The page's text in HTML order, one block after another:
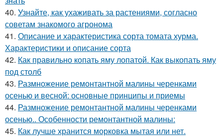
40. Узнайте, как ухаживать за растениями, согласно
советам знакомого агронома
41. Описание и характеристика сорта томата хурма.
Характеристики и описание сорта
42. Как правильно копать яму лопатой. Как выкопать яму
под столб
43. Размножение ремонтантной малины черенками
осенью и весной: основные принципы и приемы
44. Размножение ремонтантной малины черенками
осенью.. Особенности ремонтантной малины:
45. Как лучше хранится морковка мытая или нет.